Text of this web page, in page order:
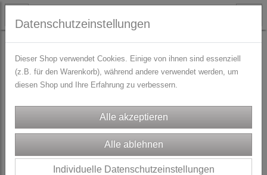
STOFFE Blumendrucke
Datenschutzeinstellungen
Dieser Shop verwendet Cookies. Einige von ihnen sind essenziell
(z.B. für den Warenkorb), während andere verwendet werden, um
diesen Shop und Ihre Erfahrung zu verbessern.
Individuelle Datenschutzeinstellungen